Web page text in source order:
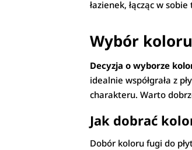
łazienek, łącząc w
Wybór
Decyzja o wyborze
idealnie współgrała z
charakteru. Warto
Jak dobrać
Dobór koloru fugi do